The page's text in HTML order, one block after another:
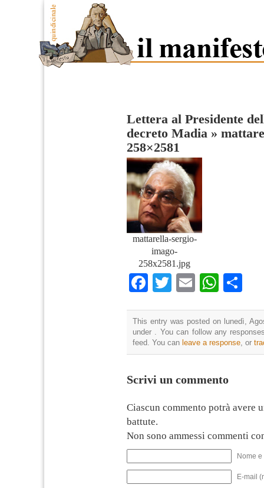
Lettera al Presidente
decreto Madia »
258×2581
mattarella-sergio-
imago-
258x2581.jpg
Facebook
TwitterEmail
This entry was posted on lunedì,
under . You can follow any
feed. You can leave a response, or
Scrivi un commento
Ciascun commento potrà avere
battute.
Non sono ammessi commenti
Nome
E-mail